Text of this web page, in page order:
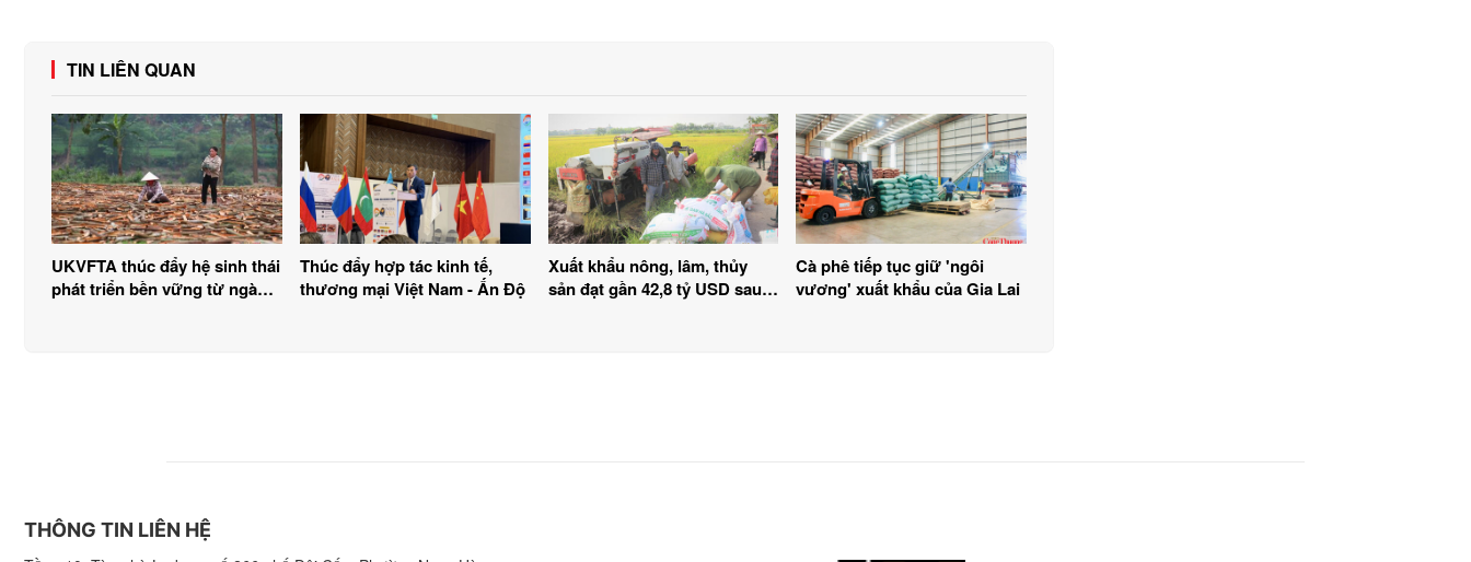
TIN LIÊN QUAN
UKVFTA thúc đẩy hệ sinh thái
phát triển bền vững từ ngành
Thúc đẩy hợp tác kinh tế,
thương mại Việt Nam - Ấn Độ
Xuất khẩu nông, lâm, thủy
sản đạt gần 42,8 tỷ USD sau 7
Cà phê tiếp tục giữ 'ngôi
vương' xuất khẩu của Gia Lai
THÔNG TIN LIÊN HỆ